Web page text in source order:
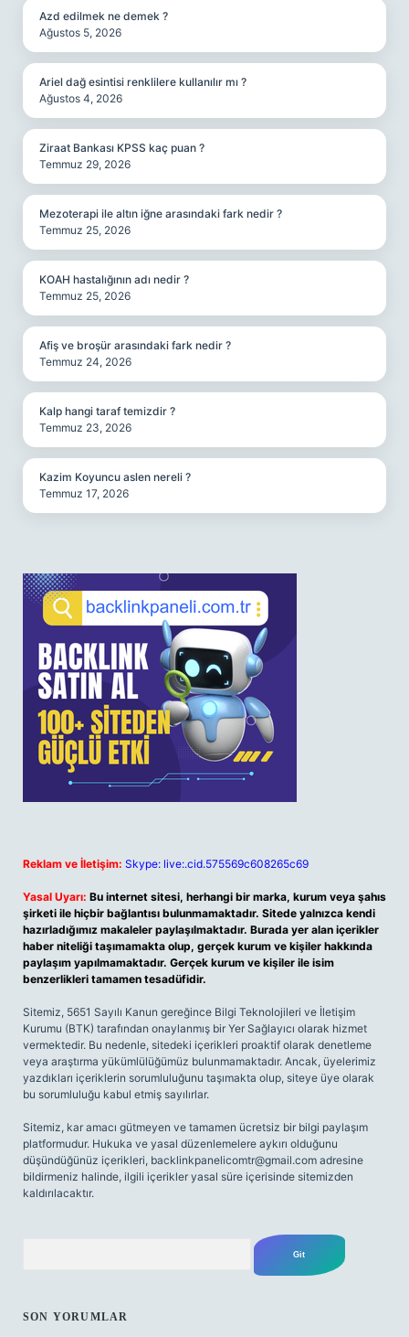
Azd edilmek ne demek ?
Ağustos 5, 2026
Ariel dağ esintisi renklilere kullanılır mı ?
Ağustos 4, 2026
Ziraat Bankası KPSS kaç puan ?
Temmuz 29, 2026
Mezoterapi ile altın iğne arasındaki fark nedir ?
Temmuz 25, 2026
KOAH hastalığının adı nedir ?
Temmuz 25, 2026
Afiş ve broşür arasındaki fark nedir ?
Temmuz 24, 2026
Kalp hangi taraf temizdir ?
Temmuz 23, 2026
Kazim Koyuncu aslen nereli ?
Temmuz 17, 2026
Reklam ve İletişim: Skype: live:.cid.575569c608265c69
Yasal Uyarı: Bu internet sitesi, herhangi bir marka, kurum veya şahıs
şirketi ile hiçbir bağlantısı bulunmamaktadır. Sitede yalnızca kendi
hazırladığımız makaleler paylaşılmaktadır. Burada yer alan içerikler
haber niteliği taşımamakta olup, gerçek kurum ve kişiler hakkında
paylaşım yapılmamaktadır. Gerçek kurum ve kişiler ile isim
benzerlikleri tamamen tesadüfidir.
Sitemiz, 5651 Sayılı Kanun gereğince Bilgi Teknolojileri ve İletişim
Kurumu (BTK) tarafından onaylanmış bir Yer Sağlayıcı olarak hizmet
vermektedir. Bu nedenle, sitedeki içerikleri proaktif olarak denetleme
veya araştırma yükümlülüğümüz bulunmamaktadır. Ancak, üyelerimiz
yazdıkları içeriklerin sorumluluğunu taşımakta olup, siteye üye olarak
bu sorumluluğu kabul etmiş sayılırlar.
Sitemiz, kar amacı gütmeyen ve tamamen ücretsiz bir bilgi paylaşım
platformudur. Hukuka ve yasal düzenlemelere aykırı olduğunu
düşündüğünüz içerikleri, backlinkpanelicomtr@gmail.com adresine
bildirmeniz halinde, ilgili içerikler yasal süre içerisinde sitemizden
kaldırılacaktır.
SON YORUMLAR